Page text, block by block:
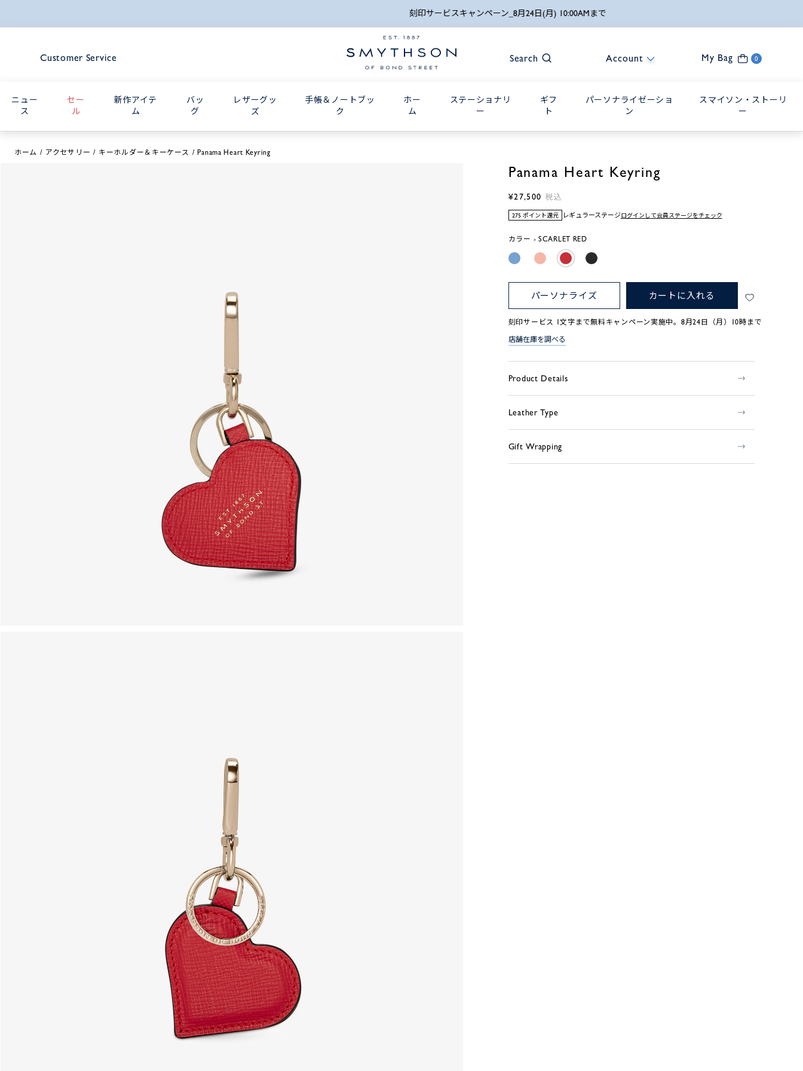
刻印サービスキャンペーン_8月24日(月) 10:00AMまで
Customer Service Search Account My Bag 0
ニュー
ス
セー
ル
新作アイテ
ム
バッ
グ
レザーグッ
ズ
手帳＆ノートブッ
ク
ホー
ム
ステーショナリ
ー
ギフ
ト
パーソナライゼーショ
ン
スマイソン・ストーリ
ー
ホーム アクセサリー キーホルダー＆キーケース Panama Heart Keyring
Panama Heart Keyring
¥27,500 税込
275 ポイント還元 レギュラーステージログインして会員ステージをチェック
カラー - SCARLET RED
パーソナライズ カートに入れる
刻印サービス 1文字まで無料キャンペーン実施中。8月24日（月）10時まで
店舗在庫を調べる
Product Details
Leather Type
Gift Wrapping